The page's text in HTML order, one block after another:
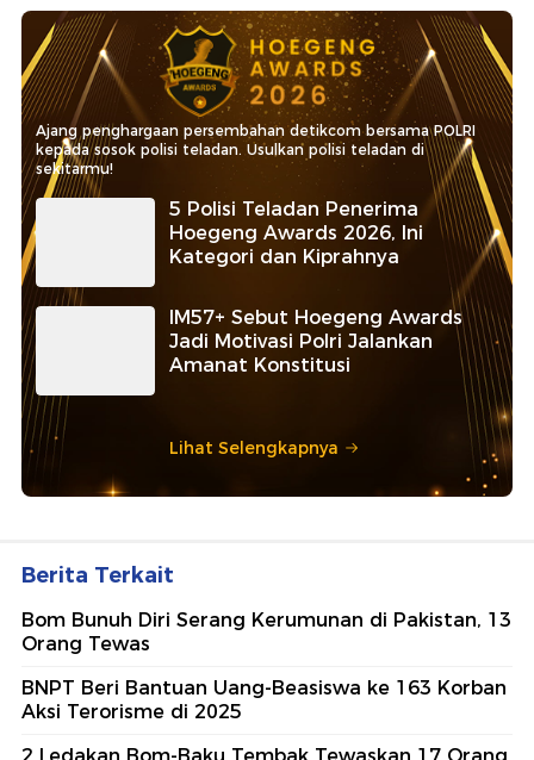
Ajang penghargaan persembahan detikcom bersama POLRI
kepada sosok polisi teladan. Usulkan polisi teladan di
sekitarmu!
5 Polisi Teladan Penerima
Hoegeng Awards 2026, Ini
Kategori dan Kiprahnya
IM57+ Sebut Hoegeng Awards
Jadi Motivasi Polri Jalankan
Amanat Konstitusi
Lihat Selengkapnya
Berita Terkait
Bom Bunuh Diri Serang Kerumunan di Pakistan, 13
Orang Tewas
BNPT Beri Bantuan Uang-Beasiswa ke 163 Korban
Aksi Terorisme di 2025
2 Ledakan Bom-Baku Tembak Tewaskan 17 Orang